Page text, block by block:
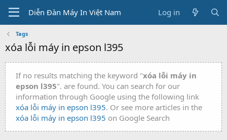
Diễn Đàn Máy In Việt Nam Log in
Tags
xóa lỗi máy in epson l395
If no results matching the keyword "xóa lỗi máy in
epson l395". are found. You can search for our
information through Google using the following link
xóa lỗi máy in epson l395. Or see more articles in the
xóa lỗi máy in epson l395 on Google Search